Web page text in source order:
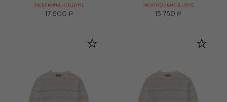
ЭКСКЛЮЗИВНО В ЦУМЕ
17 600 ₽
ЭКСКЛЮЗИВНО В ЦУМЕ
15 750 ₽